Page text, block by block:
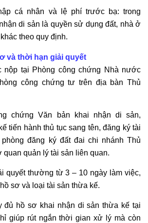
cá nhân và lệ phí trước bạ: trong
di sản là quyền sử dụng đất, nhà ở
theo quy định.
và thời hạn giải quyết
nộp tại Phòng công chứng Nhà nước
công chứng tư trên địa bàn Thủ
chứng Văn bản khai nhận di sản,
tiến hành thủ tục sang tên, đăng ký tài
đăng ký đất đai chi nhánh Thủ
quản lý tài sản liên quan.
quyết thường từ 3 – 10 ngày làm việc,
sơ và loại tài sản thừa kế.
đủ hồ sơ khai nhận di sản thừa kế tại
giúp rút ngắn thời gian xử lý mà còn